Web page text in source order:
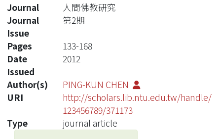
Journal
人間佛教研究
Journal
Issue
第2期
Pages
133-168
Date
Issued
2012
Author(s)
PING-KUN CHEN
URI
http://scholars.lib.ntu.edu.tw/handle/
123456789/371173
Type
journal article